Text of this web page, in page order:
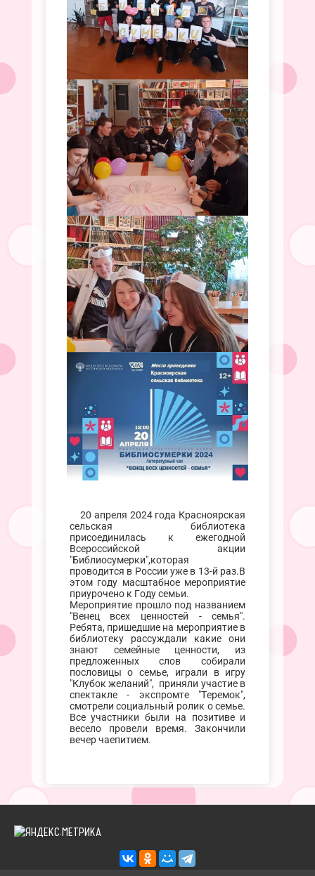
20 апреля 2024 года Красноярская
сельская библиотека
присоединилась к ежегодной
Всероссийской акции
"Библиосумерки",которая
проводится в России уже в 13-й раз.В
этом году масштабное мероприятие
приурочено к Году семьи.
Мероприятие прошло под названием
"Венец всех ценностей - семья".
Ребята, пришедшие на мероприятие в
библиотеку рассуждали какие они
знают семейные ценности, из
предложенных слов собирали
пословицы о семье, играли в игру
"Клубок желаний", приняли участие в
спектакле - экспромте "Теремок",
смотрели социальный ролик о семье.
Все участники были на позитиве и
весело провели время. Закончили
вечер чаепитием.